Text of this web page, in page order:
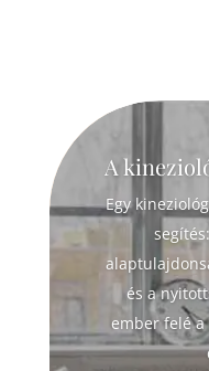
A
Egy
és a
ember felé